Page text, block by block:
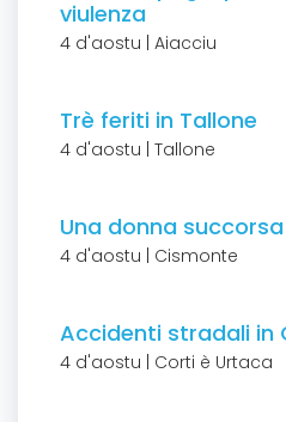
viulenza
4 d'aostu | Aiacciu
Trè feriti in Tallone
4 d'aostu | Tallone
Una donna
4 d'aostu | Cismonte
Accidenti stradali in
4 d'aostu | Corti è Urtaca